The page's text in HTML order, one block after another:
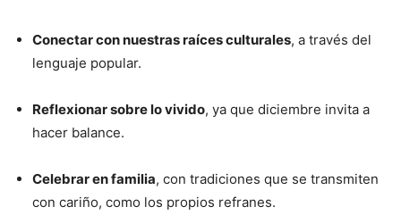
Conectar con nuestras raíces culturales, a través del
lenguaje popular.
Reflexionar sobre lo vivido, ya que diciembre invita a
hacer balance.
Celebrar en familia, con tradiciones que se transmiten
con cariño, como los propios refranes.